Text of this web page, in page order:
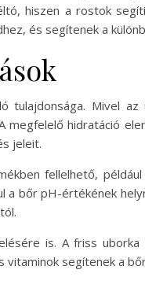
hiszen a rostok
és segítenek a
tulajdonsága. Mivel
megfelelő hidratáció
jeleit.
fellelhető,
bőr pH-értékének
is. A friss
segítenek a